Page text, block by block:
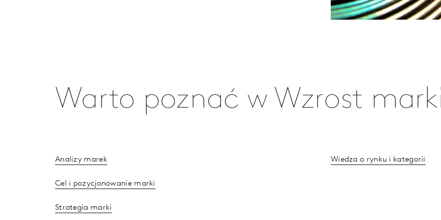
Warto poznać w Wzrost
Analizy marek
Cel i pozycjonowanie marki
Strategia marki
Wiedza o rynku i kategorii